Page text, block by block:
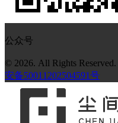
公众号
© 2026. All Rights Reserved.
安备50011202504591号